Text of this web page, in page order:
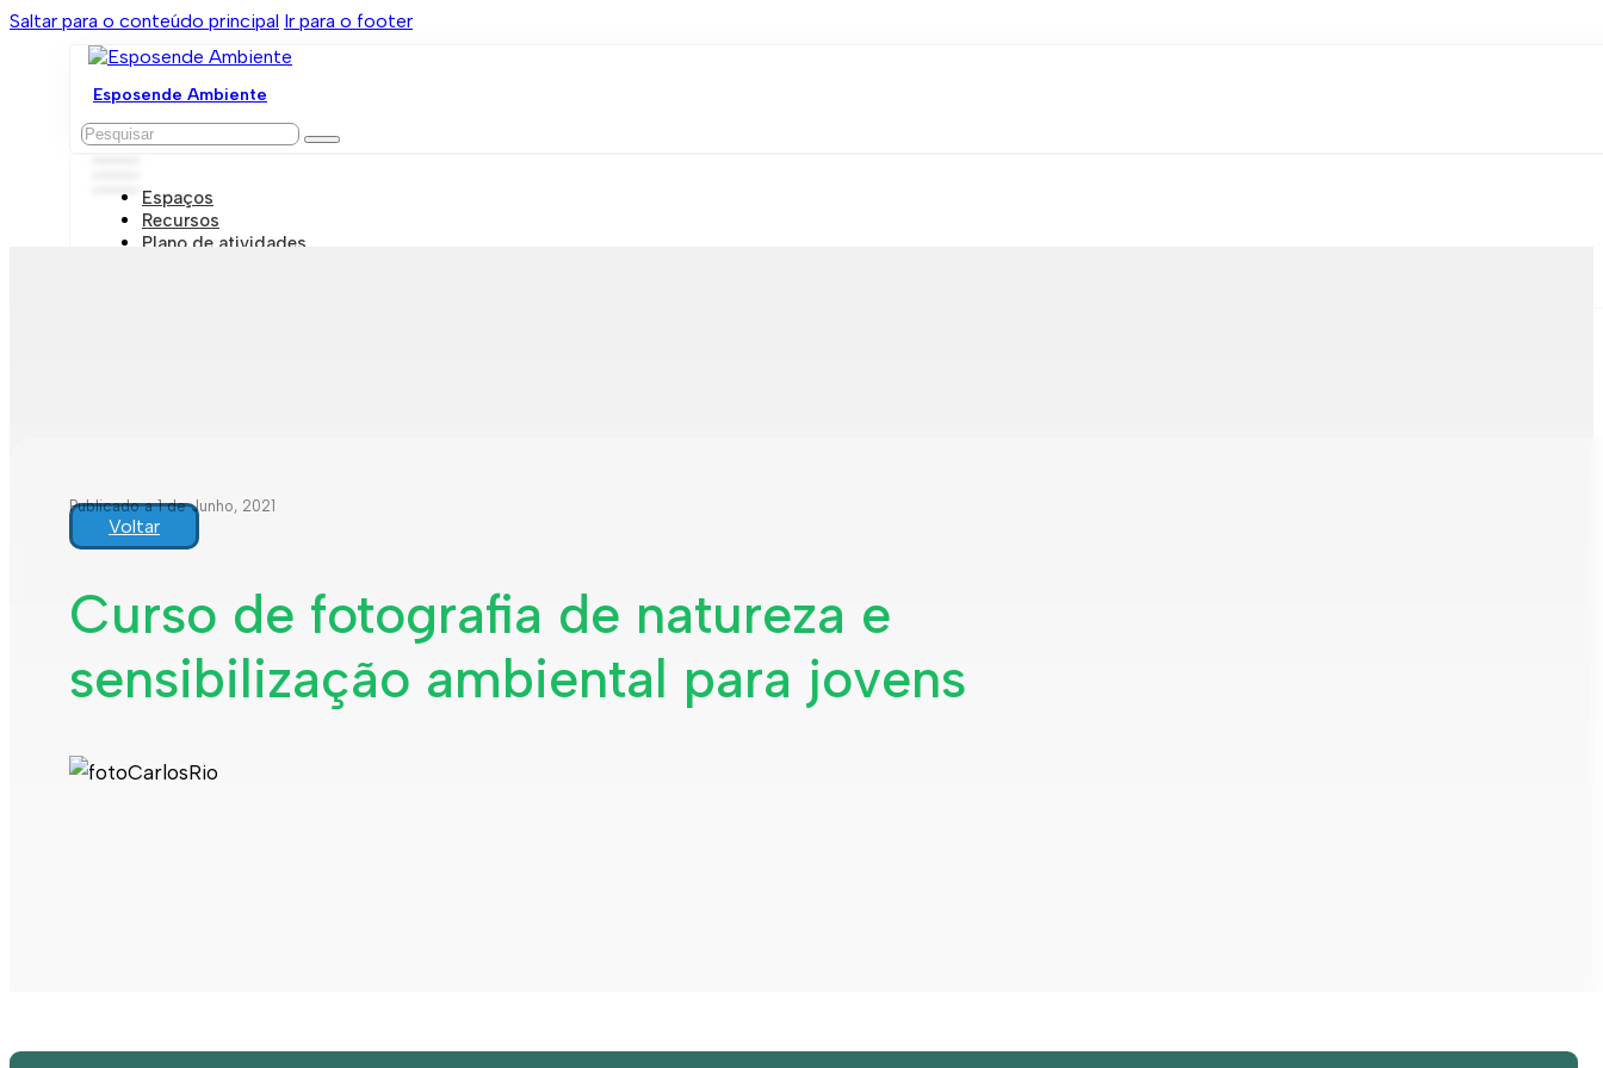
Saltar para o conteúdo principal Ir para o footer
Esposende Ambiente
Pesquisar
Espaços
Recursos
Plano de atividades
Publicado a 1 de Junho, 2021
Voltar
Curso de fotografia de natureza e
sensibilização ambiental para jovens